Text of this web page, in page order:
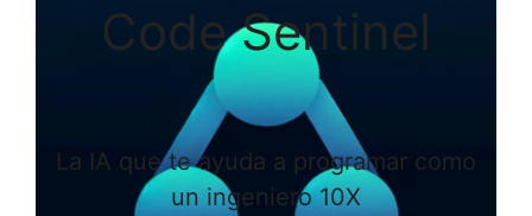
Code Sentinel
La IA que te ayuda a programar como
un ingeniero 10X